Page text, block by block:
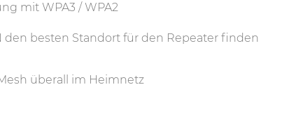
mit WPA3 / WPA2
den besten Standort für den Repeater finden
überall im Heimnetz